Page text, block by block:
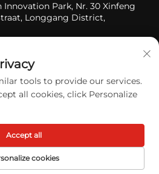
Innovation Park, Nr. 30 Xinfeng
Longgang District,
LOGISTICS LTD. Alle rechten
tools to provide our services.
all cookies, click Personalize
cookies
Accept all